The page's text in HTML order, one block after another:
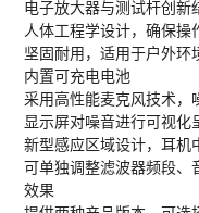
电子放大器与测试杆创新
人体工程学设计，确保操
坚固耐用，适用于户外环
内置可充电电池
采用高性能麦克风技术，
显示屏对噪音进行可视化
新型感应区域设计，耳机
可单独调整滤波器频段、
效果